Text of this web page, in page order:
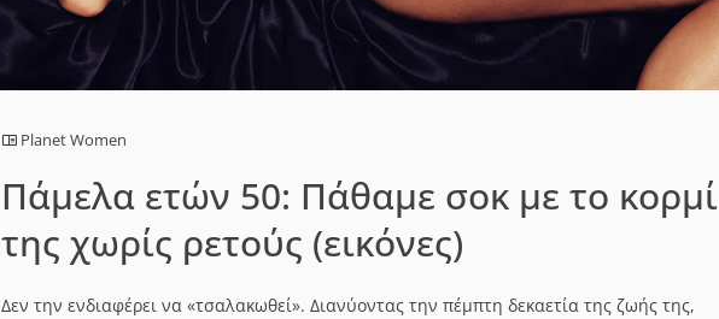
Planet Women
Πάμελα ετών 50: Πάθαμε σοκ με το κορμί
της χωρίς ρετούς (εικόνες)
Δεν την ενδιαφέρει να «τσαλακωθεί». Διανύοντας την πέμπτη δεκαετία της ζωής της,